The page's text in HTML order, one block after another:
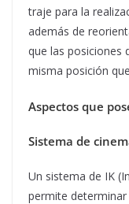
traje para la
además de
que las posiciones
misma posición
Aspectos que
Sistema de
Un sistema de IK
permite